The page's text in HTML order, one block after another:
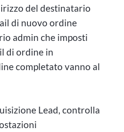
del destinatario
di nuovo ordine
admin che imposti
di ordine in
completato vanno al
Lead, controlla